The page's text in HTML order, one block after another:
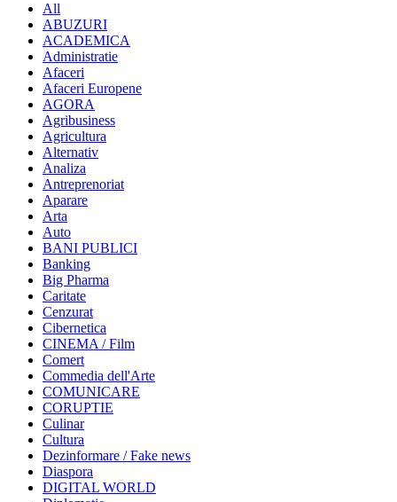
All
ABUZURI
ACADEMICA
Administratie
Afaceri
Afaceri Europene
AGORA
Agribusiness
Agricultura
Alternativ
Analiza
Antreprenoriat
Aparare
Arta
Auto
BANI PUBLICI
Banking
Big Pharma
Caritate
Cenzurat
Cibernetica
CINEMA / Film
Comert
Commedia dell'Arte
COMUNICARE
CORUPTIE
Culinar
Cultura
Dezinformare / Fake news
Diaspora
DIGITAL WORLD